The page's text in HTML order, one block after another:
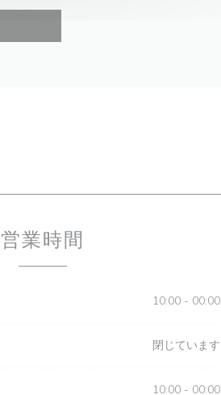
営業時間
10:00 - 00:00
閉じています
10:00 - 00:00